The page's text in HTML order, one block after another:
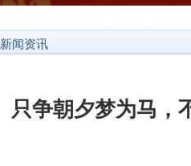
新闻资讯
只争朝夕梦为马